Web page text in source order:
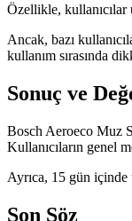
Özellikle, kullanıcılar
Ancak, bazı
kullanım sırasında
Sonuç ve
Bosch Aeroeco Muz
Kullanıcıların genel
Ayrıca, 15 gün içinde
Son Söz